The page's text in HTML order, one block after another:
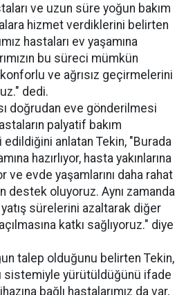
ve uzun süre yoğun bakım
hizmet verdiklerini belirten
hastaları ev yaşamına
bu süreci mümkün
ve ağrısız geçirmelerini
dedi.
doğrudan eve gönderilmesi
palyatif bakım
anlatan Tekin, "Burada
hazırlıyor, hasta yakınlarına
ve evde yaşamlarını daha rahat
destek oluyoruz. Aynı zamanda
sürelerini azaltarak diğer
katkı sağlıyoruz." diye
talep olduğunu belirten Tekin,
sistemiyle yürütüldüğünü ifade
bağlı hastalarımız da var,